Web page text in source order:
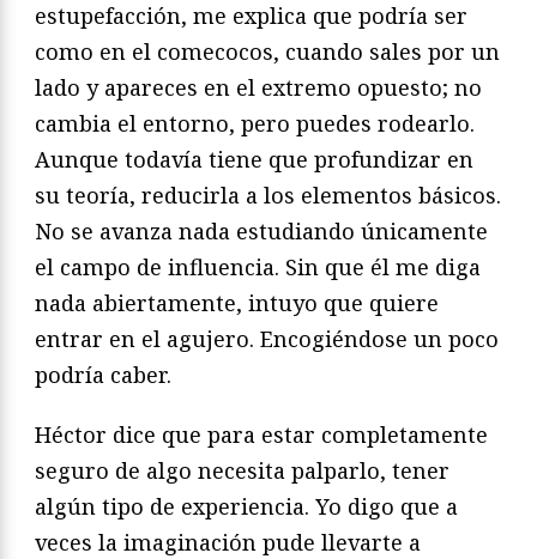
estupefacción, me explica que podría ser
como en el comecocos, cuando sales por un
lado y apareces en el extremo opuesto; no
cambia el entorno, pero puedes rodearlo.
Aunque todavía tiene que profundizar en
su teoría, reducirla a los elementos básicos.
No se avanza nada estudiando únicamente
el campo de influencia. Sin que él me diga
nada abiertamente, intuyo que quiere
entrar en el agujero. Encogiéndose un poco
podría caber.
Héctor dice que para estar completamente
seguro de algo necesita palparlo, tener
algún tipo de experiencia. Yo digo que a
veces la imaginación pude llevarte a